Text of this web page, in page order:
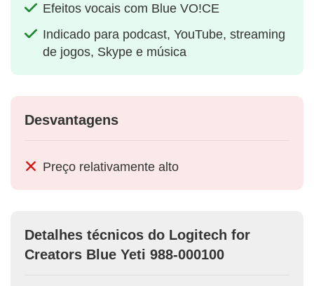
Efeitos vocais com Blue VO!CE
Indicado para podcast, YouTube, streaming
de jogos, Skype e música
Desvantagens
Preço relativamente alto
Detalhes técnicos do Logitech for
Creators Blue Yeti 988-000100